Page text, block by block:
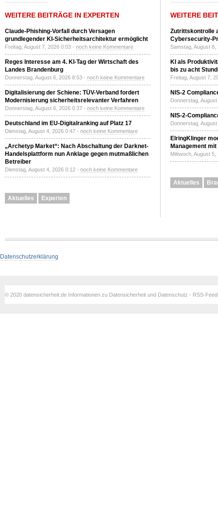
WEITERE BEITRÄGE IN EXPERTEN
Claude-Phishing-Vorfall durch Versagen
grundlegender KI-Sicherheitsarchitektur ermöglicht
Freitag, August 7, 2026 0:03 - noch keine Kommentare
Reges Interesse am 4. KI-Tag der Wirtschaft des
Landes Brandenburg
Donnerstag, August 6, 2026 8:53 - noch keine Kommentare
Digitalisierung der Schiene: TÜV-Verband fordert
Modernisierung sicherheitsrelevanter Verfahren
Donnerstag, August 6, 2026 0:37 - noch keine Kommentare
Deutschland im EU-Digitalranking auf Platz 17
Dienstag, August 4, 2026 0:47 - noch keine Kommentare
„Archetyp Market“: Nach Abschaltung der Darknet-
Handelsplattform nun Anklage gegen mutmaßlichen
Betreiber
Dienstag, August 4, 2026 0:12 - noch keine Kommentare
Aktuelles Experten
WEITERE
Zutrittskontrolle
Cybersecurity-
Samstag, August
KI als
bis zu acht
Freitag, August 7,
NIS-2
Donnerstag,
NIS-2-
Donnerstag,
ElringKlinger
Management
Mittwoch, August
Aktuelles
Datenschutzerklärung
© 2020 datensicherheit.de Informationen zu Datensicherheit und Datenschutz - RSS-